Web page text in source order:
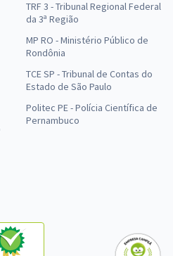
TRF 3 - Tribunal Regional Federal
da 3ª Região
MP RO - Ministério Público de
Rondônia
TCE SP - Tribunal de Contas do
Estado de São Paulo
Politec PE - Polícia Científica de
Pernambuco